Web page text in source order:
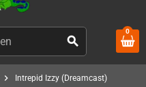
search
0
chevron_right Intrepid Izzy (Dreamcast)